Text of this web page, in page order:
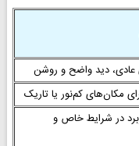
عادی، دید واضح و روشن
مکان‌های کم‌نور یا تاریک
در شرایط خاص و